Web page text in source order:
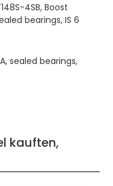
4SB, Boost
bearings, IS 6
sealed bearings,
kauften,